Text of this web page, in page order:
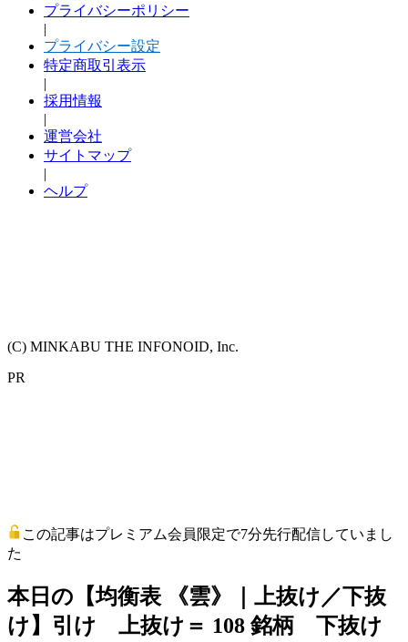
プライバシーポリシー
|
プライバシー設定
特定商取引表示
|
採用情報
|
運営会社
サイトマップ
|
ヘルプ
(C) MINKABU THE INFONOID, Inc.
PR
この記事はプレミアム会員限定で7分先行配信していまし
た
本日の【均衡表 《雲》｜上抜け／下抜
け】引け 上抜け＝ 108 銘柄 下抜け